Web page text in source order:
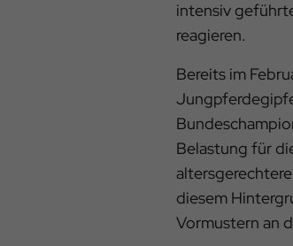
intensiv
reagieren.
Bereits im
Belastung für
diesem
Vormustern an